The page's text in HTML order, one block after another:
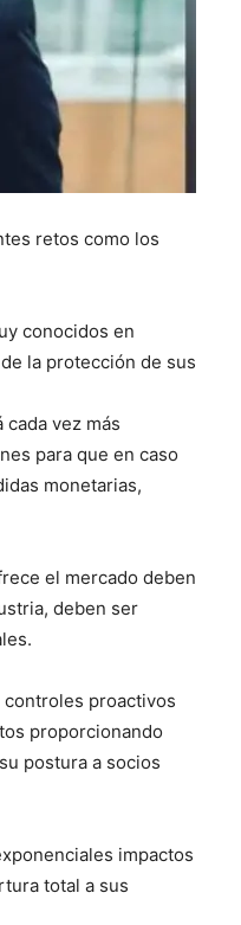
retos como los
conocidos en
la protección de sus
vez más
para que en caso
monetarias,
el mercado deben
deben ser
controles proactivos
proporcionando
postura a socios
impactos
total a sus